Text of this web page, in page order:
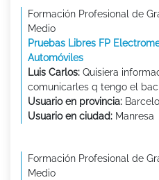
Formación Profesional de
Medio
Pruebas Libres FP
Automóviles
Luis Carlos: Quisiera
comunicarles q tengo el
Usuario en provincia:
Usuario en ciudad: Manresa
Formación Profesional de
Medio